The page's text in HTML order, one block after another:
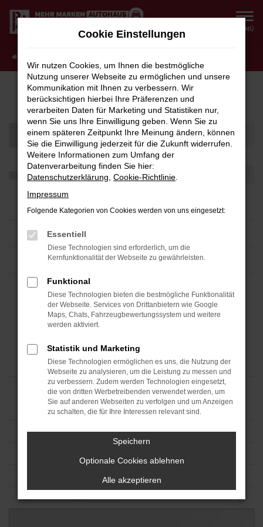
Zum
Hauptinhalt
MENÜ
Fahrzeug-Showroom
Cookie Einstellungen
Wir nutzen Cookies, um Ihnen die bestmögliche
Nutzung unserer Webseite zu ermöglichen und unsere
Kommunikation mit Ihnen zu verbessern. Wir
berücksichtigen hierbei Ihre Präferenzen und
verarbeiten Daten für Marketing und Statistiken nur,
wenn Sie uns Ihre Einwilligung geben. Wenn Sie zu
einem späteren Zeitpunkt Ihre Meinung ändern, können
Sie die Einwilligung jederzeit für die Zukunft widerrufen.
Weitere Informationen zum Umfang der
Datenverarbeitung finden Sie hier:
Datenschutzerklärung Cookie-Richtlinie
Impressum
Folgende Kategorien von Cookies werden von uns eingesetzt:
Essentiell
Diese Technologien sind erforderlich, um die
Kernfunktionalität der Webseite zu gewährleisten.
Funktional
Diese Technologien bieten die bestmögliche Funktionalität
der Webseite. Services von Drittanbietern wie Google
Maps, Chats, Fahrzeugbewertungssystem und weitere
werden aktiviert.
Statistik und Marketing
Diese Technologien ermöglichen es uns, die Nutzung der
Webseite zu analysieren, um die Leistung zu messen und
zu verbessern. Zudem werden Technologien eingesetzt,
die von dritten Werbetreibenden verwendet werden, um
Sie auf anderen Webseiten zu verfolgen und um Anzeigen
zu schalten, die für Ihre Interessen relevant sind.
Speichern
Optionale Cookies ablehnen
Alle akzeptieren